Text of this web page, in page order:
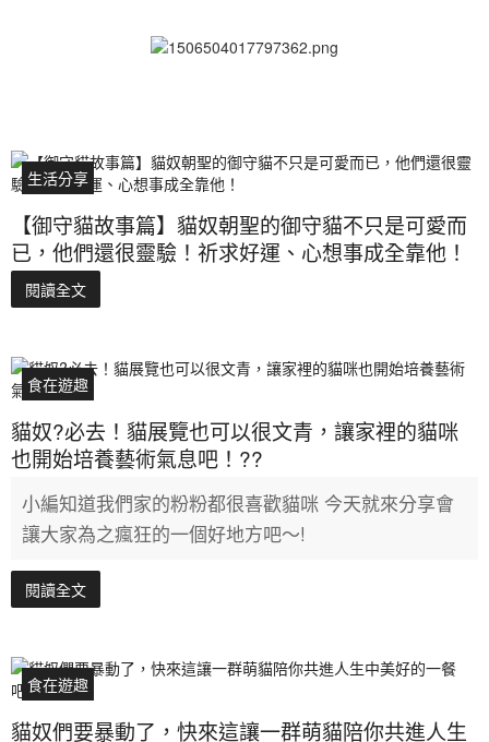
生活分享
【御守貓故事篇】貓奴朝聖的御守貓不只是可愛而
已，他們還很靈驗！祈求好運、心想事成全靠他！
閱讀全文
食在遊趣
貓奴?必去！貓展覽也可以很文青，讓家裡的貓咪
也開始培養藝術氣息吧！??
小編知道我們家的粉粉都很喜歡貓咪 今天就來分享會
讓大家為之瘋狂的一個好地方吧～!
閱讀全文
食在遊趣
貓奴們要暴動了，快來這讓一群萌貓陪你共進人生